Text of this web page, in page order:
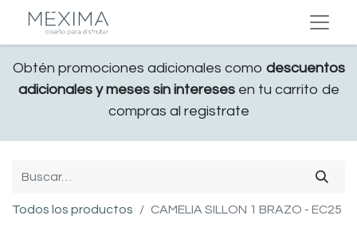
Obtén promociones adicionales como descuentos
adicionales y meses sin interesesen tu carrito de
compras al registrate
Todos los productos CAMELIA SILLON 1 BRAZO - EC25